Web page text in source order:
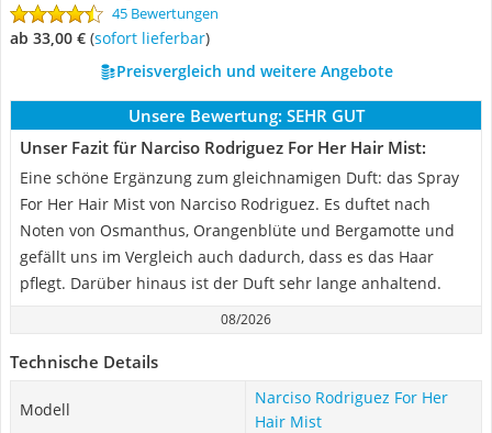
45 Bewertungen
ab 33,00 € ( Sofort lieferbar)
Preisvergleich und weitere Angebote
Unsere Bewertung: SEHR GUT
Unser Fazit für Narciso Rodriguez For Her Hair Mist:
Eine schöne Ergänzung zum gleichnamigen Duft: das Spray
For Her Hair Mist von Narciso Rodriguez. Es duftet nach
Noten von Osmanthus, Orangenblüte und Bergamotte und
gefällt uns im Vergleich auch dadurch, dass es das Haar
pflegt. Darüber hinaus ist der Duft sehr lange anhaltend.
08/2026
Technische Details
Modell
Narciso Rodriguez For Her
Hair Mist